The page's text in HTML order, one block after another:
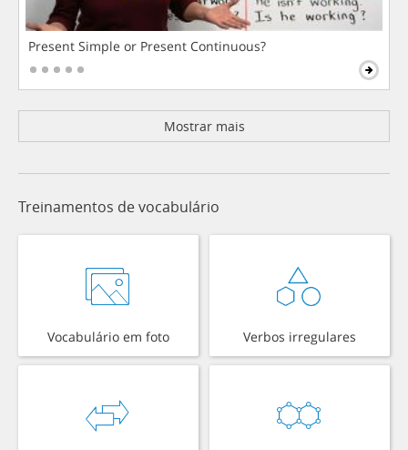
Present Simple or Present Continuous?
Mostrar mais
Treinamentos de vocabulário
Vocabulário em foto Verbos irregulares